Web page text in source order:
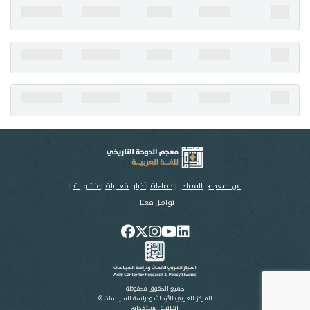
عن المعجم المصادر إحصاءات أخبار فعاليات منشورات
تواصل معنا
جميع الحقوق محفوظة
المركز العربي للأبحاث ودراسة السياسات ©